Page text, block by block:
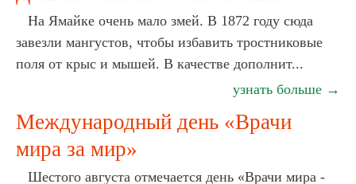
На Ямайке очень мало змей. В 1872 году сюда
завезли мангустов, чтобы избавить тростниковые
поля от крыс и мышей. В качестве дополнит...
узнать больше →
Международный день «Врачи
мира за мир»
Шестого августа отмечается день «Врачи мира -